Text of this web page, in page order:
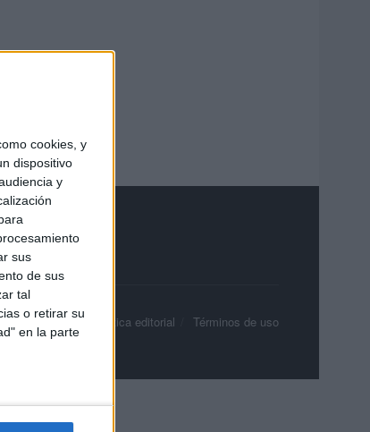
cookies, y
dispositivo
y
sus
de sus
tal
o retirar su
en la parte
de privacidad Política editorial Términos de uso